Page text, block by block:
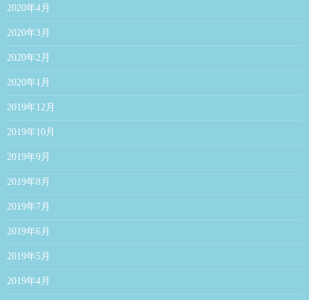
2020年4月
2020年3月
2020年2月
2020年1月
2019年12月
2019年10月
2019年9月
2019年8月
2019年7月
2019年6月
2019年5月
2019年4月